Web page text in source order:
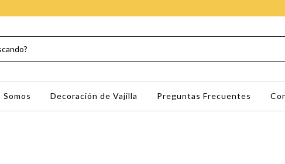
Decoración de Vajilla Preguntas Frecuentes